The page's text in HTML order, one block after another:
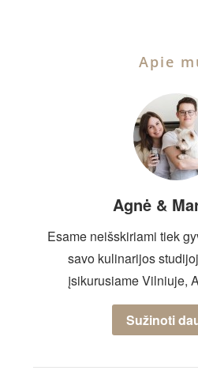
Apie
Agnė &
Esame neišskiriami tiek
savo kulinarijos
įsikurusiame Vilniuje,
Sužinoti